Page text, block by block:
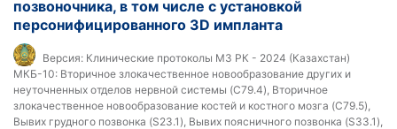
позвоночника, в том числе с установкой
персонифицированного 3D импланта
Версия: Клинические протоколы МЗ РК - 2024 (Казахстан)
МКБ-10: Вторичное злокачественное новообразование других и
неуточненных отделов нервной системы (C79.4), Вторичное
злокачественное новообразование костей и костного мозга (C79.5),
Вывих грудного позвонка (S23.1), Вывих поясничного позвонка (S33.1),